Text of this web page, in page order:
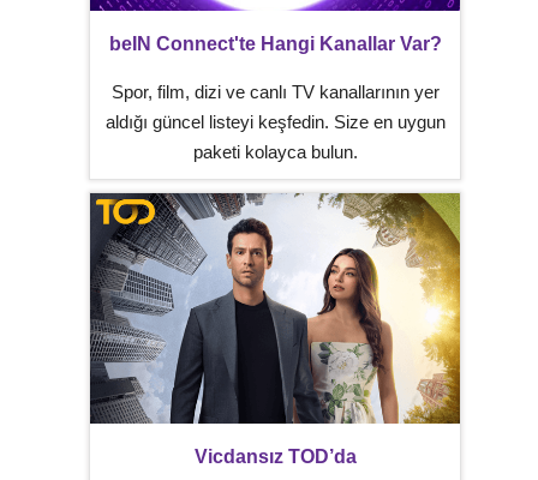
beIN Connect'te Hangi Kanallar Var?
Spor, film, dizi ve canlı TV kanallarının yer
aldığı güncel listeyi keşfedin. Size en uygun
paketi kolayca bulun.
Vicdansız TOD’da